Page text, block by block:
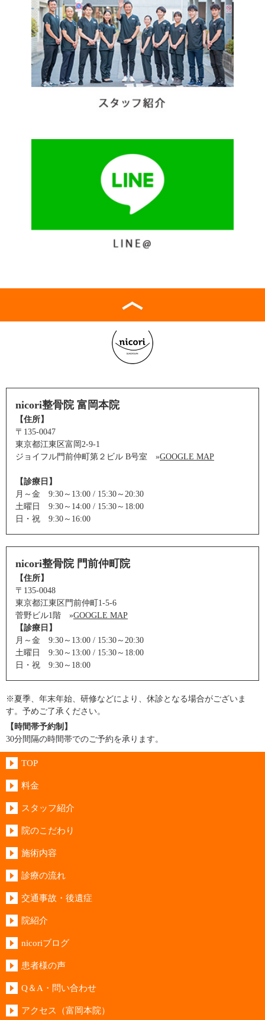
nicori整骨院 富岡本院
【住所】
〒135-0047
東京都江東区富岡2-9-1
ジョイフル門前仲町第２ビル B号室 »GOOGLE MAP
【診療日】
月～金 9:30～13:00 / 15:30～20:30
土曜日 9:30～14:00 / 15:30～18:00
日・祝 9:30～16:00
nicori整骨院 門前仲町院
【住所】
〒135-0048
東京都江東区門前仲町1-5-6
菅野ビル1階 »GOOGLE MAP
【診療日】
月～金 9:30～13:00 / 15:30～20:30
土曜日 9:30～13:00 / 15:30～18:00
日・祝 9:30～18:00
※夏季、年末年始、研修などにより、休診となる場合がございま
す。予めご了承ください。
【時間帯予約制】
30分間隔の時間帯でのご予約を承ります。
TOP
料金
スタッフ紹介
院のこだわり
施術内容
診療の流れ
交通事故・後遺症
院紹介
nicoriブログ
患者様の声
Q＆A・問い合わせ
アクセス（富岡本院）